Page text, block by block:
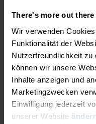
There's more out there
Wir verwenden
Funktionalität der
Nutzerfreundlichkeit zu
können wir unsere
Inhalte anzeigen und
Marketingzwecken
Einwilligung jederzeit
unserer Website
Base Layer für
denn du bestimmst,